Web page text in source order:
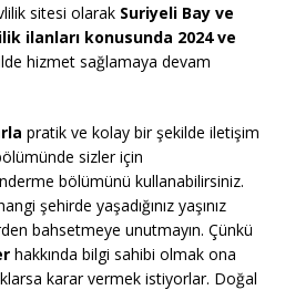
sitesi olarak Suriyeli Bay ve
ilanları konusunda 2024 ve
hizmet sağlamaya devam
pratik ve kolay bir şekilde iletişim
sizler için
bölümünü kullanabilirsiniz.
şehirde yaşadığınız yaşınız
bahsetmeye unutmayın. Çünkü
hakkında bilgi sahibi olmak ona
karar vermek istiyorlar. Doğal